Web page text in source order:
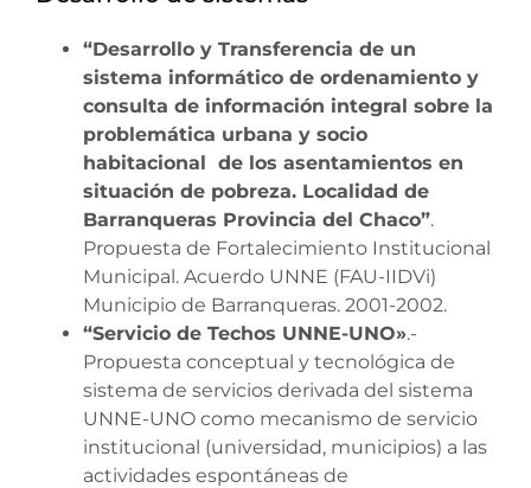
“Desarrollo y Transferencia de un
sistema informático de ordenamiento y
consulta de información integral sobre la
problemática urbana y socio
habitacional de los asentamientos en
situación de pobreza. Localidad de
Barranqueras Provincia del Chaco”.
Propuesta de Fortalecimiento Institucional
Municipal. Acuerdo UNNE (FAU-IIDVi)
Municipio de Barranqueras. 2001-2002.
“Servicio de Techos UNNE-UNO».-
Propuesta conceptual y tecnológica de
sistema de servicios derivada del sistema
UNNE-UNO como mecanismo de servicio
institucional (universidad, municipios) a las
actividades espontáneas de